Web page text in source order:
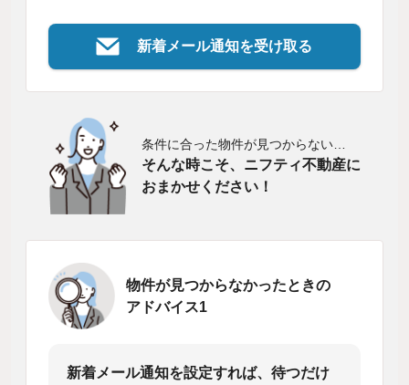
新着メール通知を受け取る
条件に合った物件が見つからない…
そんな時こそ、ニフティ不動産に
おまかせください！
物件が見つからなかったときの
アドバイス1
新着メール通知を設定すれば、待つだけ